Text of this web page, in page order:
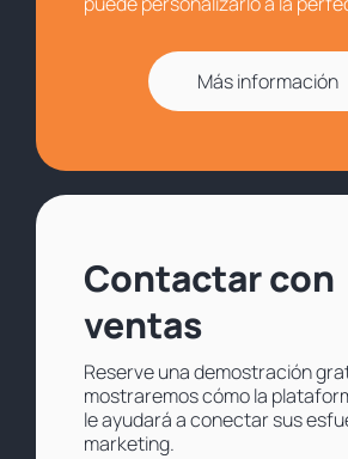
Más información
Contactar con
ventas
Reserve una demostración
mostraremos cómo la
le ayudará a conectar sus
marketing.